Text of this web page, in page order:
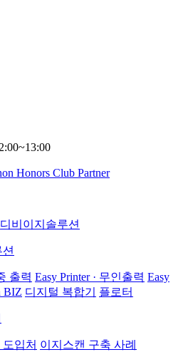
비이지솔루션
출력 Easy Printer · 무인출력 Easy
BIZ 디지털 복합기 플로터
입처 이지스캔 구축 사례